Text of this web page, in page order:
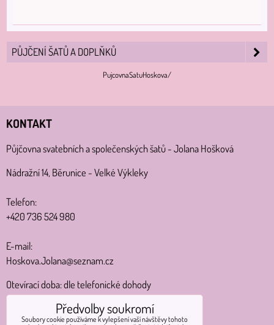
PŮJČENÍ ŠATŮ A DOPLŇKŮ
PujcovnaSatuHoskova/
KONTAKT
Půjčovna svatebních a společenských šatů - Jolana Hošková
Nádražní 14, Běrunice - Velké Výkleky
Telefon:
+420 736 524 980
E-mail:
Hoskova.Jolana@seznam.cz
Otevírací doba: dle telefonické dohody
Předvolby soukromí
Soubory cookie používáme k vylepšení vaší návštěvy tohoto